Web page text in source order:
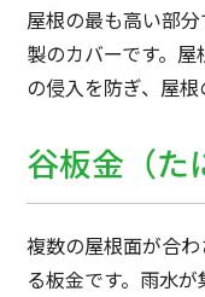
屋根の最も高い部
製のカバーです。
の侵入を防ぎ、屋根
谷板金（た
複数の屋根面が合
る板金です。雨水